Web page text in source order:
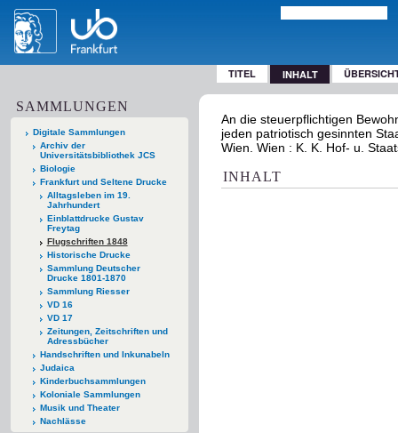
TITEL INHALT
SAMMLUNGEN
Digitale Sammlungen
Archiv der
Universitätsbibliothek JCS
Biologie
Frankfurt und Seltene Drucke
Alltagsleben im 19.
Jahrhundert
Einblattdrucke Gustav
Freytag
Flugschriften 1848
Historische Drucke
Sammlung Deutscher
Drucke 1801-1870
Sammlung Riesser
VD 16
VD 17
Zeitungen, Zeitschriften und
Adressbücher
Handschriften und Inkunabeln
Judaica
Kinderbuchsammlungen
Koloniale Sammlungen
Musik und Theater
Nachlässe
An die steuerpflichtigen
jeden patriotisch gesinnten
Wien. Wien : K. K. Hof- u.
INHALT